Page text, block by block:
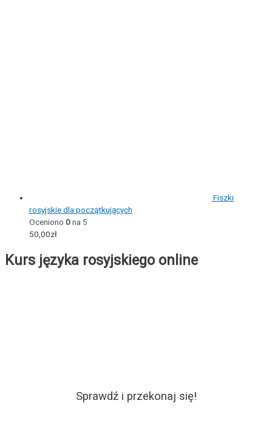
Fiszki
rosyjskie dla początkujących
Oceniono 0na 5
50,00zł
Kurs języka rosyjskiego online
Sprawdź i przekonaj się!